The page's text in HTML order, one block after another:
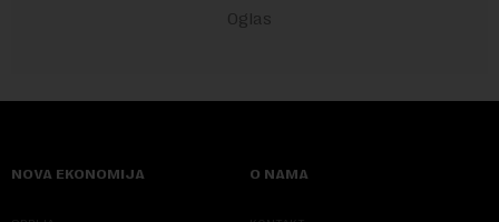
NOVA EKONOMIJA O NAMA